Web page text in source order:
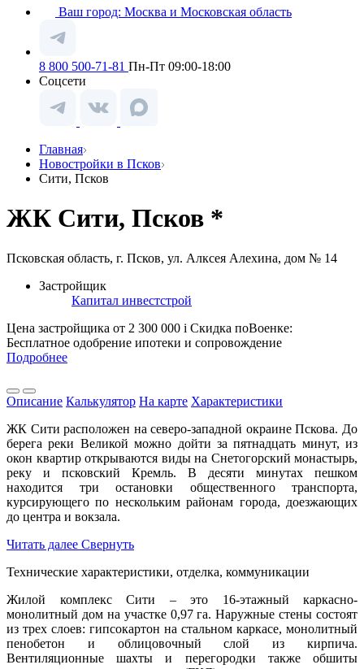
Ваш город: Москва и Московская область
8 800 500-71-81 Пн-Пт 09:00-18:00
Соцсети
Главная
Новостройки в Псков
Сити, Псков
ЖК Сити, Псков *
Псковская область, г. Псков, ул. Алксея Алехина, дом № 14
Застройщик
Капитал инвестстрой
Цена застройщика от 2 300 000 i Скидка поВоенке:
Бесплатное одобрение ипотеки и сопровождение
Подробнее
Описание Калькулятор На карте Характеристики
ЖК Сити расположен на северо-западной окраине Пскова. До
берега реки Великой можно дойти за пятнадцать минут, из
окон квартир открываются виды на Снетогорский монастырь,
реку и псковский Кремль. В десяти минутах пешком
находится три остановки общественного транспорта,
курсирующего по нескольким районам города, доезжающих
до центра и вокзала.
Читать далее Свернуть
Технические характеристики, отделка, коммуникации
Жилой комплекс Сити – это 16-этажный каркасно-
монолитный дом на участке 0,97 га. Наружные стены состоят
из трех слоев: гипсокартон на стальном каркасе, монолитный
пенобетон и облицовочный слой из кирпича.
Вентиляционные шахты и перегородки также обшиты